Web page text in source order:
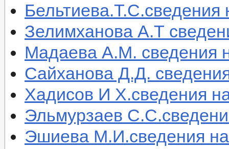
Бельтиева.Т.С.сведения
Зелимханова А.Т
Мадаева А.М. сведения
Сайханова Д.Д.
Хадисов И Х.сведения
Эльмурзаев
Эшиева М.И.сведения на